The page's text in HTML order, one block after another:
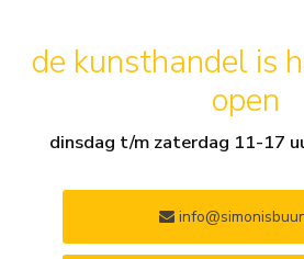
de kunsthandel is
open
dinsdag t/m zaterdag 11-17